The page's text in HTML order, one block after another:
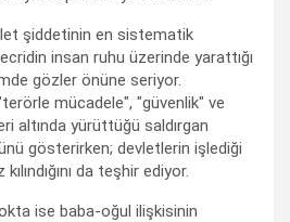
şiddetinin en sistematik
insan ruhu üzerinde yarattığı
gözler önüne seriyor.
mücadele", "güvenlik" ve
altında yürüttüğü saldırgan
gösterirken; devletlerin işlediği
da teşhir ediyor.
ise baba-oğul ilişkisinin